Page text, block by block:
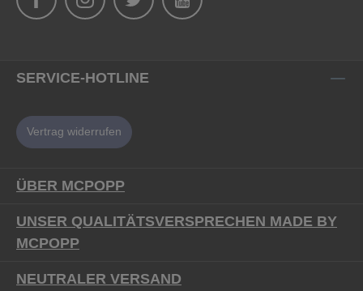
SERVICE-HOTLINE
Vertrag widerrufen
ÜBER MCPOPP
UNSER QUALITÄTSVERSPRECHEN MADE BY
MCPOPP
NEUTRALER VERSAND